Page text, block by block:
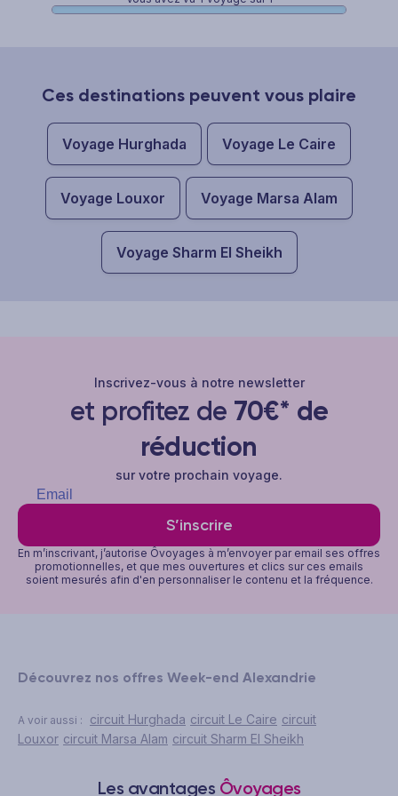
Ces destinations peuvent vous plaire
Voyage Hurghada Voyage Le Caire
Voyage Louxor Voyage Marsa Alam
Voyage Sharm El Sheikh
Inscrivez-vous à notre newsletter
et profitez de 70€* de
réduction
sur votre prochain voyage.
S’inscrire
En m’inscrivant, j’autorise Ôvoyages à m’envoyer par email ses offres
promotionnelles, et que mes ouvertures et clics sur ces emails
soient mesurés afin d'en personnaliser le contenu et la fréquence.
Découvrez nos offres Week-end Alexandrie
A voir aussi : circuit Hurghada circuit Le Caire circuit
Louxor circuit Marsa Alam circuit Sharm El Sheikh
Les avantages Ôvoyages